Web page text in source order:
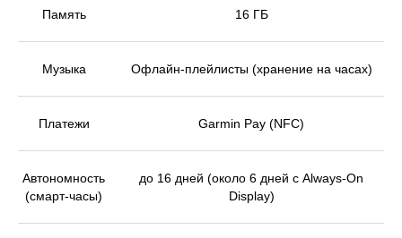
Память 16 ГБ
Музыка Офлайн-плейлисты (хранение на часах)
Платежи Garmin Pay (NFC)
Автономность
(смарт-часы)
до 16 дней (около 6 дней с Always-On
Display)